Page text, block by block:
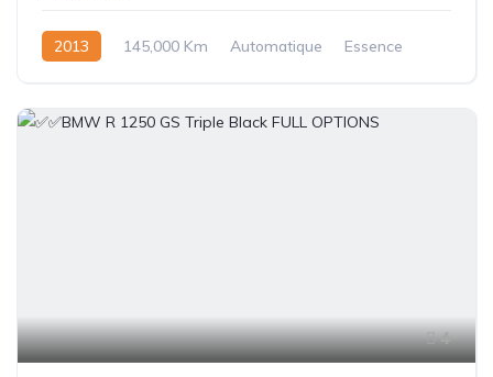
2013 145,000 Km Automatique Essence
4